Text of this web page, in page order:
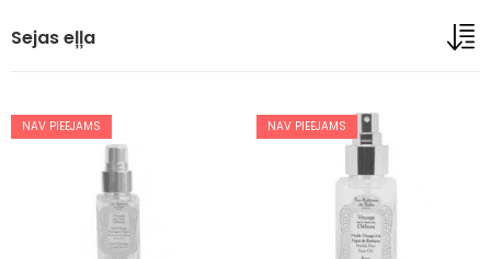
Sejas eļļa
NAV PIEEJAMS NAV PIEEJAMS